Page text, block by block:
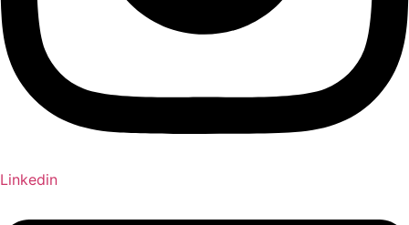
Linkedin